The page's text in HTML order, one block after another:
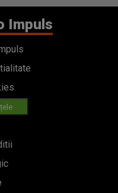
Impuls